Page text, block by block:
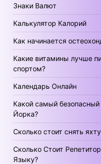
Знаки Валют
Калькулятор Калорий
Как начинается
Какие витамины лучше
спортом?
Календарь Онлайн
Какой самый
Йорка?
Сколько стоит снять
Сколько Стоит
Языку?